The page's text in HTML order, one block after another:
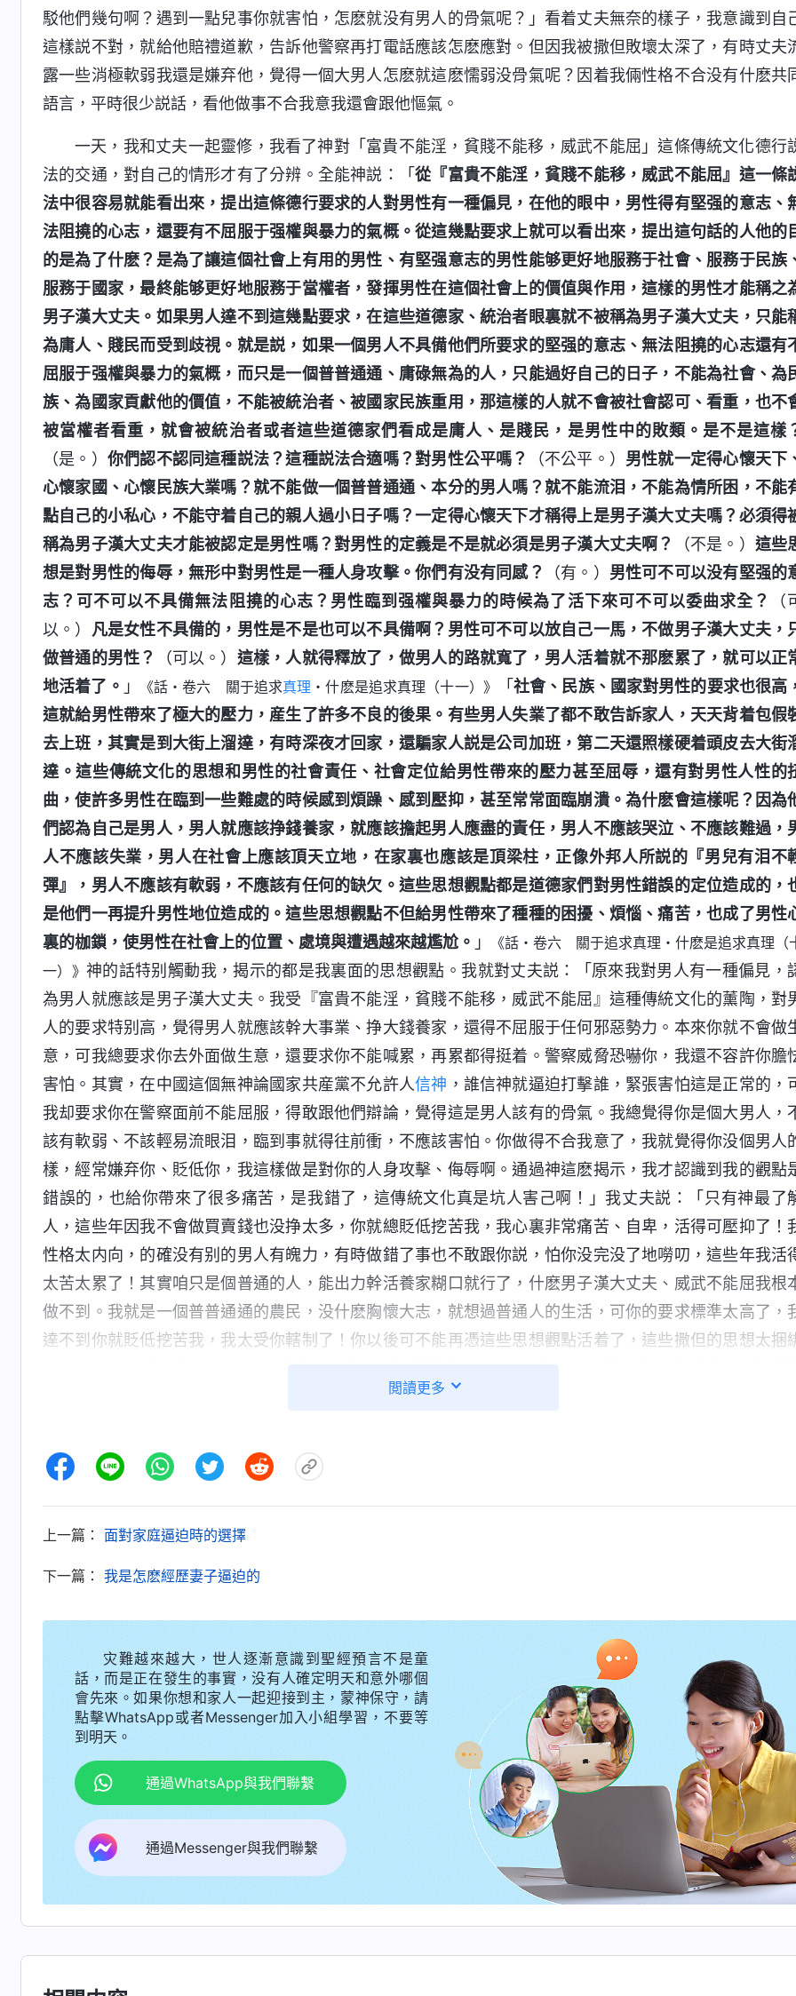
駁他們幾句啊？遇到一點兒事你就害怕，怎麽就没有男人的骨氣呢？」看着丈夫無奈的樣子，我意識到自
這樣説不對，就給他賠禮道歉，告訴他警察再打電話應該怎麽應對。但因我被撒但敗壞太深了，有時丈夫
露一些消極軟弱我還是嫌弃他，覺得一個大男人怎麽就這麽懦弱没骨氣呢？因着我倆性格不合没有什麽共
語言，平時很少説話，看他做事不合我意我還會跟他慪氣。
一天，我和丈夫一起靈修，我看了神對「富貴不能淫，貧賤不能移，威武不能屈」這條傳統文化德行
法的交通，對自己的情形才有了分辨。全能神説：「從『富貴不能淫，貧賤不能移，威武不能屈』這一條
法中很容易就能看出來，提出這條德行要求的人對男性有一種偏見，在他的眼中，男性得有堅强的意志、
法阻撓的心志，還要有不屈服于强權與暴力的氣概。從這幾點要求上就可以看出來，提出這句話的人他的
的是為了什麽？是為了讓這個社會上有用的男性、有堅强意志的男性能够更好地服務于社會、服務于民族
服務于國家，最終能够更好地服務于當權者，發揮男性在這個社會上的價值與作用，這樣的男性才能稱之
男子漢大丈夫。如果男人達不到這幾點要求，在這些道德家、統治者眼裏就不被稱為男子漢大丈夫，只能
為庸人、賤民而受到歧視。就是説，如果一個男人不具備他們所要求的堅强的意志、無法阻撓的心志還有
屈服于强權與暴力的氣概，而只是一個普普通通、庸碌無為的人，只能過好自己的日子，不能為社會、為
族、為國家貢獻他的價值，不能被統治者、被國家民族重用，那這樣的人就不會被社會認可、看重，也不
被當權者看重，就會被統治者或者這些道德家們看成是庸人、是賤民，是男性中的敗類。是不是這樣
（是。） 你們認不認同這種説法？這種説法合適嗎？對男性公平嗎？ （不公平。） 男性就一定得心懷天下
心懷家國、心懷民族大業嗎？就不能做一個普普通通、本分的男人嗎？就不能流泪，不能為情所困，不能
點自己的小私心，不能守着自己的親人過小日子嗎？一定得心懷天下才稱得上是男子漢大丈夫嗎？必須得
稱為男子漢大丈夫才能被認定是男性嗎？對男性的定義是不是就必須是男子漢大丈夫啊？
（不是。） 這些
想是對男性的侮辱，無形中對男性是一種人身攻擊。你們有没有同感？
（有。） 男性可不可以没有堅强的
志？可不可以不具備無法阻撓的心志？男性臨到强權與暴力的時候為了活下來可不可以委曲求全？
（
以。）
凡是女性不具備的，男性是不是也可以不具備啊？男性可不可以放自己一馬，不做男子漢大丈夫，
做普通的男性？
（可以。） 這樣，人就得釋放了，做男人的路就寬了，男人活着就不那麽累了，就可以正
地活着了。 」 《話・卷六 關于追求真理 ・什麽是追求真理（十一）》 「社會、民族、國家對男性的要求也很高
這就給男性帶來了極大的壓力，産生了許多不良的後果。有些男人失業了都不敢告訴家人，天天背着包假
去上班，其實是到大街上溜達，有時深夜才回家，還騙家人説是公司加班，第二天還照樣硬着頭皮去大街
達。這些傳統文化的思想和男性的社會責任、社會定位給男性帶來的壓力甚至屈辱，還有對男性人性的
曲，使許多男性在臨到一些難處的時候感到煩躁、感到壓抑，甚至常常面臨崩潰。為什麽會這樣呢？因為
們認為自己是男人，男人就應該挣錢養家，就應該擔起男人應盡的責任，男人不應該哭泣、不應該難過，
人不應該失業，男人在社會上應該頂天立地，在家裏也應該是頂梁柱，正像外邦人所説的『男兒有泪不
彈』，男人不應該有軟弱，不應該有任何的缺欠。這些思想觀點都是道德家們對男性錯誤的定位造成的，
是他們一再提升男性地位造成的。這些思想觀點不但給男性帶來了種種的困擾、煩惱、痛苦，也成了男性
裏的枷鎖，使男性在社會上的位置、處境與遭遇越來越尷尬。 」
《話・卷六 關于追求真理・什麽是追求真理（
一）》神的話特别觸動我，揭示的都是我裏面的思想觀點。我就對丈夫説：「原來我對男人有一種偏見，
為男人就應該是男子漢大丈夫。我受『富貴不能淫，貧賤不能移，威武不能屈』這種傳統文化的薰陶，對
人的要求特别高，覺得男人就應該幹大事業、挣大錢養家，還得不屈服于任何邪惡勢力。本來你就不會做
意，可我總要求你去外面做生意，還要求你不能喊累，再累都得挺着。警察威脅恐嚇你，我還不容許你膽
害怕。其實，在中國這個無神論國家共産黨不允許人信神 ，誰信神就逼迫打擊誰，緊張害怕這是正常的，
我却要求你在警察面前不能屈服，得敢跟他們辯論，覺得這是男人該有的骨氣。我總覺得你是個大男人，
該有軟弱、不該輕易流眼泪，臨到事就得往前衝，不應該害怕。你做得不合我意了，我就覺得你没個男人
樣，經常嫌弃你、貶低你，我這樣做是對你的人身攻擊、侮辱啊。通過神這麽揭示，我才認識到我的觀點
錯誤的，也給你帶來了很多痛苦，是我錯了，這傳統文化真是坑人害己啊！」我丈夫説：「只有神最了
人，這些年因我不會做買賣錢也没挣太多，你就總貶低挖苦我，我心裏非常痛苦、自卑，活得可壓抑了！
性格太内向，的確没有别的男人有魄力，有時做錯了事也不敢跟你説，怕你没完没了地嘮叨，這些年我活
太苦太累了！其實咱只是個普通的人，能出力幹活養家糊口就行了，什麽男子漢大丈夫、威武不能屈我根
做不到。我就是一個普普通通的農民，没什麽胸懷大志，就想過普通人的生活，可你的要求標準太高了，
達不到你就貶低挖苦我，我太受你轄制了！你以後可不能再憑這些思想觀點活着了，這些撒但的思想太捆
的，眼泪差點兒掉下來，我感覺太虧欠丈夫了，就説：「真的對不起，我給你帶來的傷害太大了，以後我願
後來，我又和丈夫一起讀神的話。全能神説：「
怎樣對待男性和女性的社會地位才是公平合理呢？這個原則是什麽？
位是平等的，這是不容置疑的，所以男女的社會分工應該也是平等的，應該根據男女的素質與工作能力來考
會上男女地位的平等。誰能做什麽工作、誰能勝任做領導就應該讓誰做，不分男性女性，這個原則怎麽樣？
（好。）這就體現男女平等了。……在做任何事情的時候，選擇男性還是女性，除了公平對待這一條大的原則
以外，具體的實行原則就是誰能做、誰能勝任就讓誰做，不管他是男性還是女性，這麽做就不再受『男尊女
卑』這個思想觀點的轄制、捆綁了，也没有任何老舊的思想觀點影響你對這件事的判斷或者選擇。在你的思
想觀點裏，誰勝任就讓誰做，不管他是男性還是女性，這是不是就公正了？首先，你做這件事情的時候對
性、女性没有偏見，你認為女性中也有很多杰出的人才，你知道的就有不少這樣的人，所以，你的這個見識
就使你確信女性的工作能力不在男性之下，女性在社會上發揮的價值不亞于男性，有了這方面見識與認識之
後，你再做事的時候就會根據這個事實準確地作出判斷與選擇。就是你不偏袒任何一方，對性别没有任何
見，那你的人性在這方面就相對正常了，做事就能公正了，男尊女卑這方面的傳統文化在你這兒就解禁了
就不再禁錮你的思想了，你就不受它的影響了。不管社會上流行什麽思潮、什麽風氣，總之，在你這兒你已
經超脱了這些風氣，已經不受這些風氣的禁錮與影響了，你能面對事實、面對真相，當然，更好的是你能
據神的話、根據真理原則去看人看事、做人做事，所以在你這兒就不存在『男人就得是男子漢大丈夫，女
閲讀更多
上一篇： 面對家庭逼迫時的選擇
下一篇： 我是怎麽經歷妻子逼迫的
灾難越來越大，世人逐漸意識到聖經預言不是童
話，而是正在發生的事實，没有人確定明天和意外哪個
會先來。如果你想和家人一起迎接到主，蒙神保守，請
點擊WhatsApp或者Messenger加入小組學習，不要等
到明天。
通過WhatsApp與我們聯繫
通過Messenger與我們聯繫